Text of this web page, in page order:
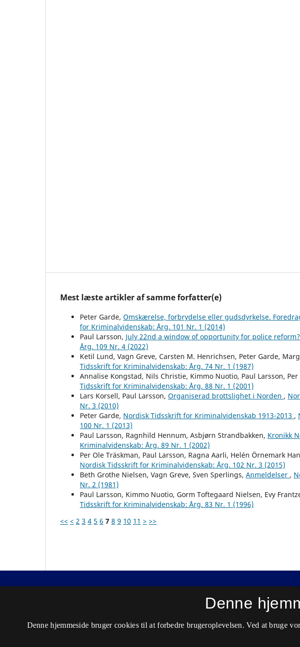
Mest læste artikler af samme forfatter(e)
Peter Garde, Omskærelse, forbrydelse eller gudsdyrkelse.
for Kriminalvidenskab: Årg. 101 Nr. 1 (2014)
Paul Larsson, July 22nd a window of opportunity for police reform?
Årg. 109 Nr. 4 (2022)
Ketil Lund, Vagn Greve, Carsten M. Henrichsen, Peter Garde,
Tidsskrift for Kriminalvidenskab: Årg. 74 Nr. 1 (1987)
Annalise Kongstad, Nils Christie, Kimmo Nuotio, Paul Larsson, Per
Tidsskrift for Kriminalvidenskab: Årg. 88 Nr. 1 (2001)
Lars Korsell, Paul Larsson, Organiserad brottslighet i Norden ,
Nr. 3 (2010)
Peter Garde, Nordisk Tidsskrift for Kriminalvidenskab 1913-2013 ,
100 Nr. 1 (2013)
Paul Larsson, Ragnhild Hennum, Asbjørn Strandbakken, Kronikk
Kriminalvidenskab: Årg. 89 Nr. 1 (2002)
Per Ole Träskman, Paul Larsson, Ragna Aarli, Helén Örnemark
Nordisk Tidsskrift for Kriminalvidenskab: Årg. 102 Nr. 3 (2015)
Beth Grothe Nielsen, Vagn Greve, Sven Sperlings, Anmeldelser ,
Nr. 2 (1981)
Paul Larsson, Kimmo Nuotio, Gorm Toftegaard Nielsen, Evy
Tidsskrift for Kriminalvidenskab: Årg. 83 Nr. 1 (1996)
<< < 2 3 4 5 6 7 8 9 10 11 > >>
Nordisk Tidsskrift for Kriminalvidenskab
ISSN 2446-3051 (Online)
Denne
Denne hjemmeside bruger cookies til at forbedre brugeroplevelsen. Ved at bruge